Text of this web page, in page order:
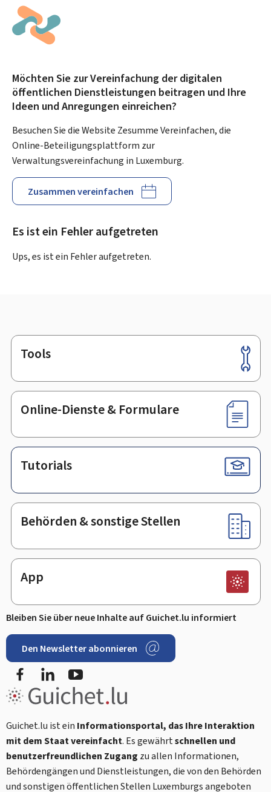
Möchten Sie zur Vereinfachung der digitalen
öffentlichen Dienstleistungen beitragen und Ihre
Ideen und Anregungen einreichen?
Besuchen Sie die Website Zesumme Vereinfachen, die
Online-Beteiligungsplattform zur
Verwaltungsvereinfachung in Luxemburg.
Zusammen vereinfachen
Es ist ein Fehler aufgetreten
Ups, es ist ein Fehler aufgetreten.
Footer
Tools
Online-Dienste & Formulare
Tutorials
Behörden & sonstige Stellen
App
Bleiben Sie über neue Inhalte auf Guichet.lu informiert
Den Newsletter abonnieren
FacebookLinkedIn
Guichet.lu ist ein Informationsportal, das Ihre Interaktion
mit dem Staat vereinfacht. Es gewährtschnellen und
benutzerfreundlichen Zugang zu allen Informationen,
Behördengängen und Dienstleistungen, die von den Behörden
und sonstigen öffentlichen Stellen Luxemburgs angeboten